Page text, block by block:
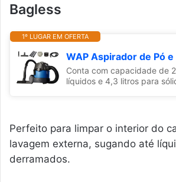
Bagless
1º LUGAR EM OFERTA
Conta com capacidade de
líquidos e 4,3 litros para
Perfeito para limpar o interior do
lavagem externa, sugando até
derramados.